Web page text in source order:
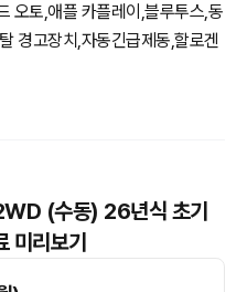
오토,애플 카플레이,블루투스,동
경고장치,자동긴급제동,할로겐
(수동) 26년식 초기
미리보기